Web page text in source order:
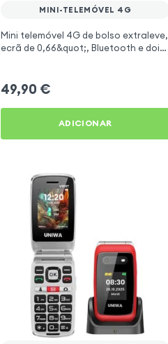
MINI-TELEMÓVEL 4G
Mini telemóvel 4G de bolso extraleve,
ecrã de 0,66&quot;, Bluetooth e dois
49,90 €
ADICIONAR